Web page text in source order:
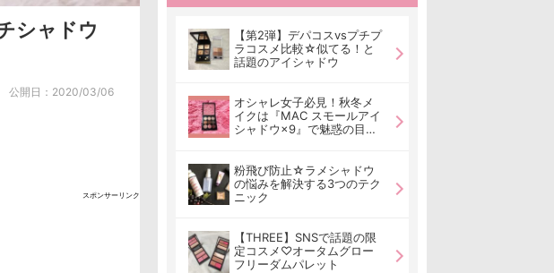
シャドウ
公開日： 2020/03/06
スポンサーリンク
【第2弾】デパコスvsプチプ
ラコスメ比較☆似てる！と
話題のアイシャドウ
オシャレ女子必見！秋冬メ
イクは『MAC スモールアイ
シャドウ×9』で魅惑の目元
粉飛び防止☆ラメシャドウ
の悩みを解決する3つのテク
ニック
【THREE】SNSで話題の限
定コスメ♡オータムグロー
フリーダムパレット